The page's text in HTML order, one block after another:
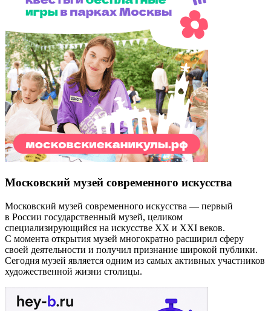
Московский музей современного искусства
Московский музей современного искусства — первый
в России государственный музей, целиком
специализирующийся на искусстве XX и XXI веков.
С момента открытия музей многократно расширил сферу
своей деятельности и получил признание широкой публики.
Сегодня музей является одним из самых активных участников
художественной жизни столицы.